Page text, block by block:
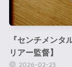
『センチメンタ
リアー監督】
2026-02-23